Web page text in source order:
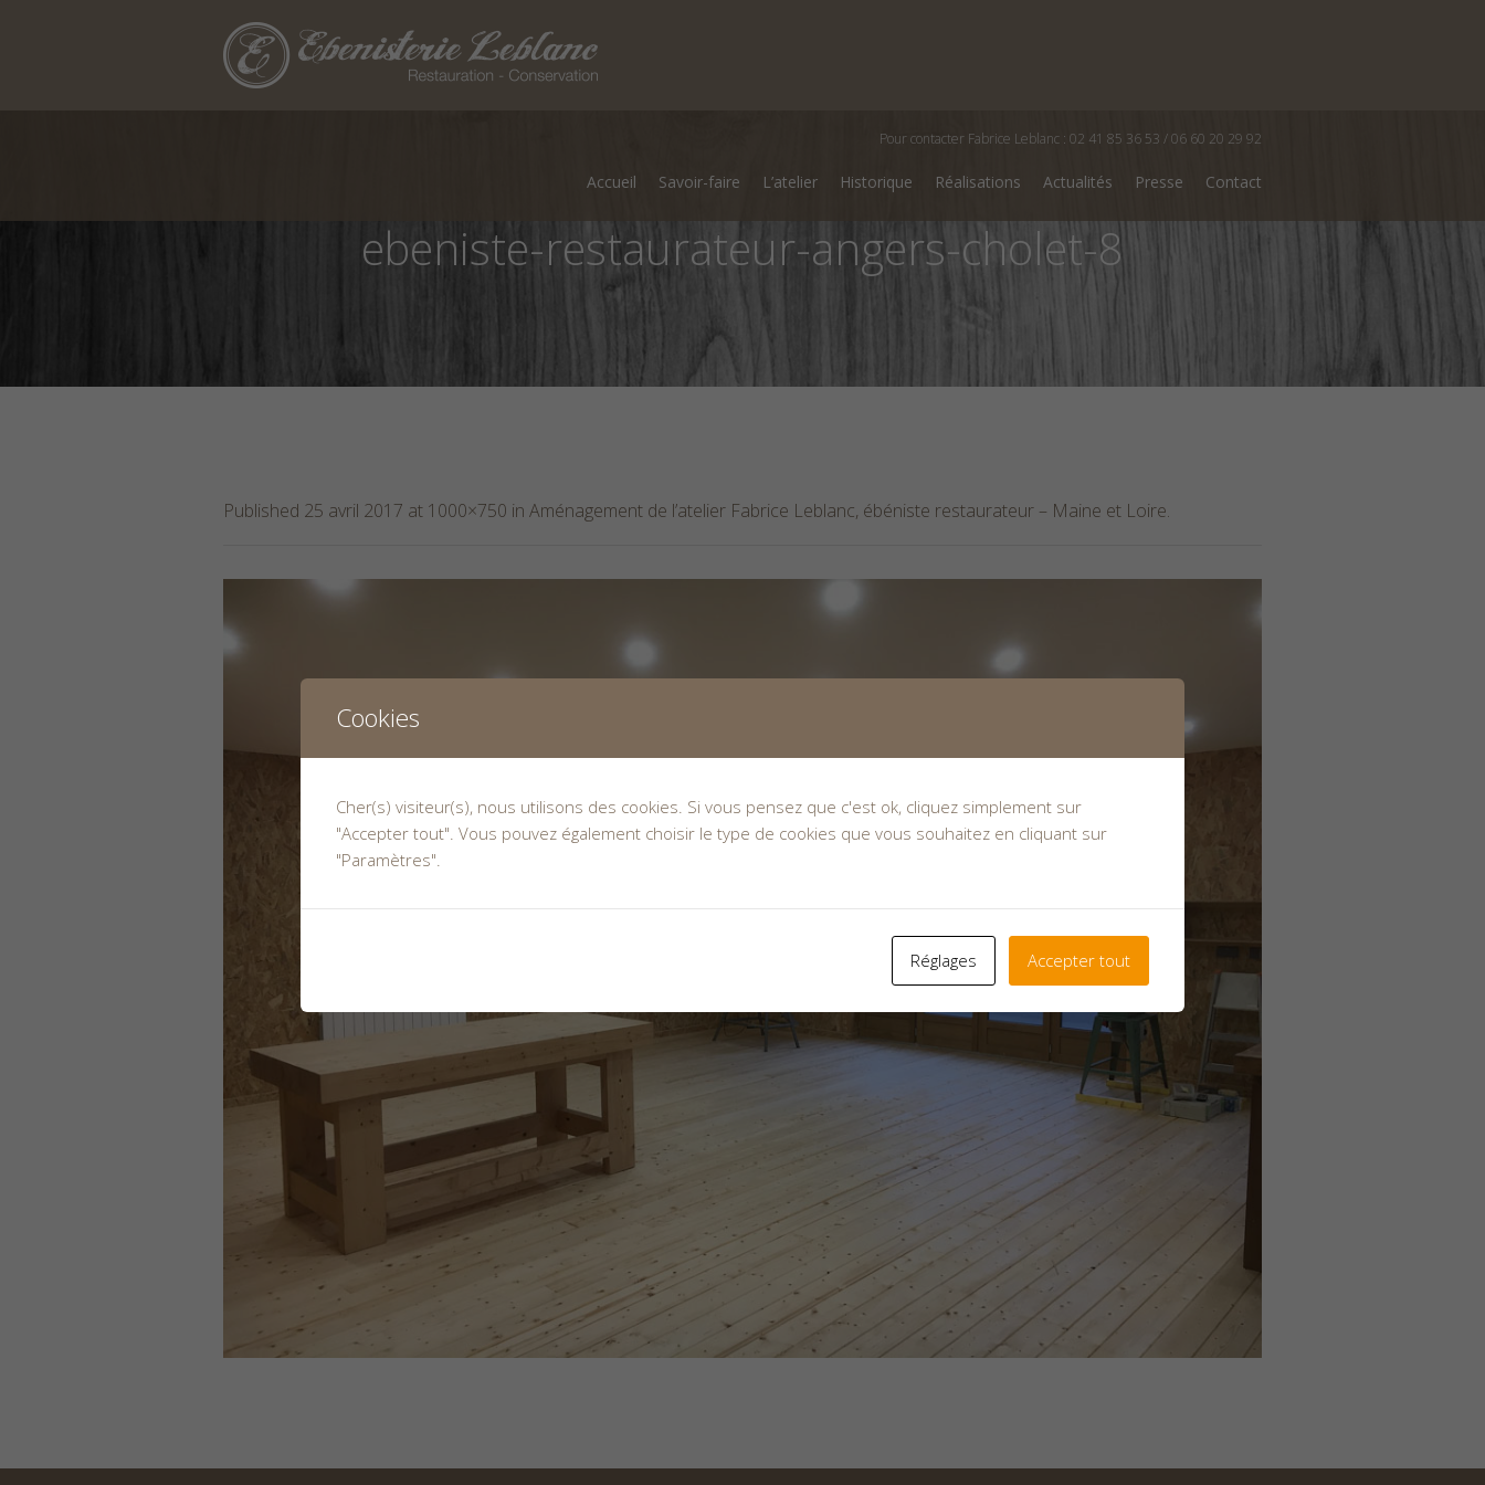
Pour contacter Fabrice Leblanc : 02 41 85 36 53 / 06 60 20 29 92
Accueil Savoir-faire L’atelier Historique Réalisations Actualités Presse Contact
ebeniste-restaurateur-angers-cholet-8
Published 25 avril 2017 at 1000×750 in Aménagement de l’atelier Fabrice Leblanc, ébéniste restaurateur – Maine et Loire.
Cookies
Cher(s) visiteur(s), nous utilisons des cookies. Si vous pensez que c'est ok, cliquez simplement sur
"Accepter tout". Vous pouvez également choisir le type de cookies que vous souhaitez en cliquant sur
"Paramètres".
Réglages Accepter tout